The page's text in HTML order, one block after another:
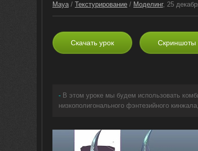
Maya/ Текстурирование / Моделинг, 25
Скачать урок Скриншоты
- В этом уроке мы будем использовать
низкополигонального фэнтезийного